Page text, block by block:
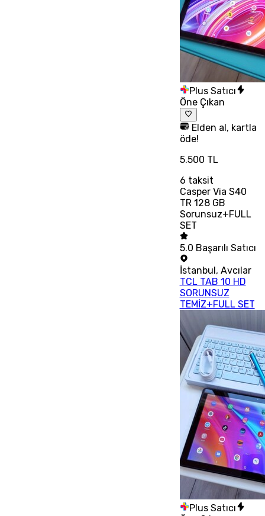
Plus Satıcı
Öne Çıkan
Elden al, kartla
öde!
5.500 TL
6 taksit
Casper Via S40
TR 128 GB
Sorunsuz+FULL
SET
5.0 Başarılı Satıcı
İstanbul, Avcılar
TCL TAB 10 HD
SORUNSUZ
TEMİZ+FULL SET
Plus Satıcı